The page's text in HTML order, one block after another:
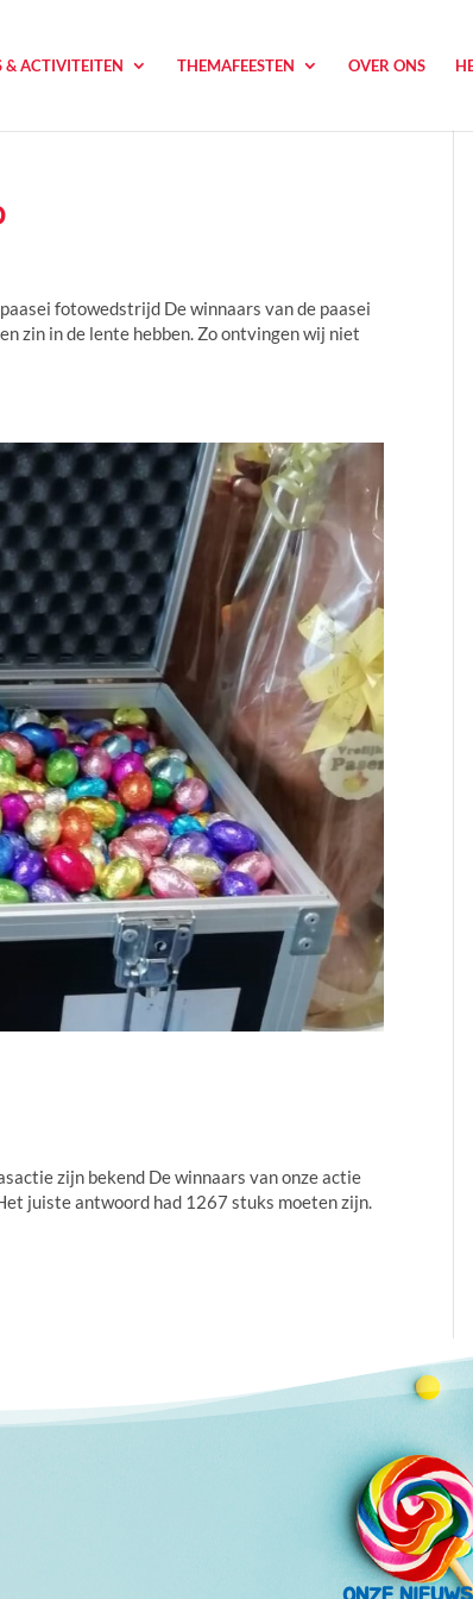
& ACTIVITEITEN THEMAFEESTEN OVER ONS
fotowedstrijd De winnaars van de paasei
zin in de lente hebben. Zo ontvingen wij niet
zijn bekend De winnaars van onze actie
juiste antwoord had 1267 stuks moeten zijn.